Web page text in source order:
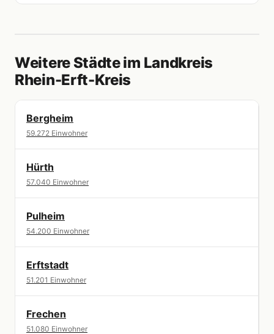
Weitere Städte im Landkreis
Rhein-Erft-Kreis
Bergheim
59.272 Einwohner
Hürth
57.040 Einwohner
Pulheim
54.200 Einwohner
Erftstadt
51.201 Einwohner
Frechen
51.080 Einwohner